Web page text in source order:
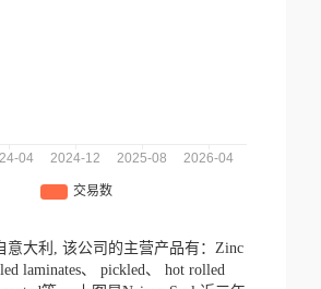
意大利, 该公司的主营产品有：Zinc
laminates、 pickled、 hot rolled